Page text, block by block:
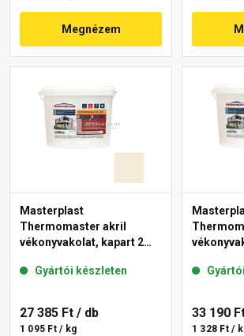
Megnézem
Masterplast
Thermomaster akril
vékonyvakolat, kapart 2
Gyártói készleten
27 385 Ft / db
1 095 Ft / kg
33 190
1 328 Ft /